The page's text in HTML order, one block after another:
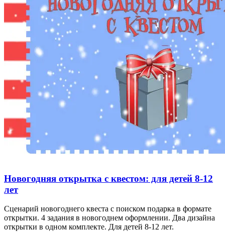
Новогодняя открытка с квестом: для детей 8-12
лет
Сценарий новогоднего квеста с поиском подарка в формате
открытки. 4 задания в новогоднем оформлении. Два дизайна
открытки в одном комплекте. Для детей 8-12 лет.